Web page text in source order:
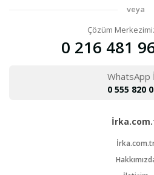
veya
Çözüm
0 216 481
WhatsApp
0 555 820